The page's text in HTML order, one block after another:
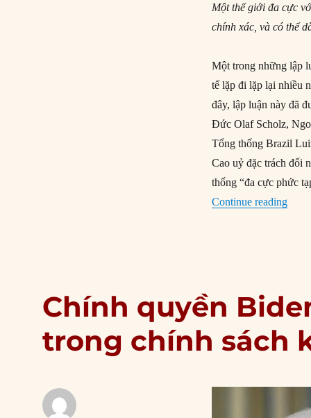
Một thế giới đa cực
chính xác, và có thể
Một trong những lập
tế lặp đi lặp lại nhiều
đây, lập luận này đã
Đức Olaf Scholz,
Tổng thống Brazil
Cao uỷ đặc trách đối
thống “đa cực phức
Continue reading
Chính quyền
trong chính sách